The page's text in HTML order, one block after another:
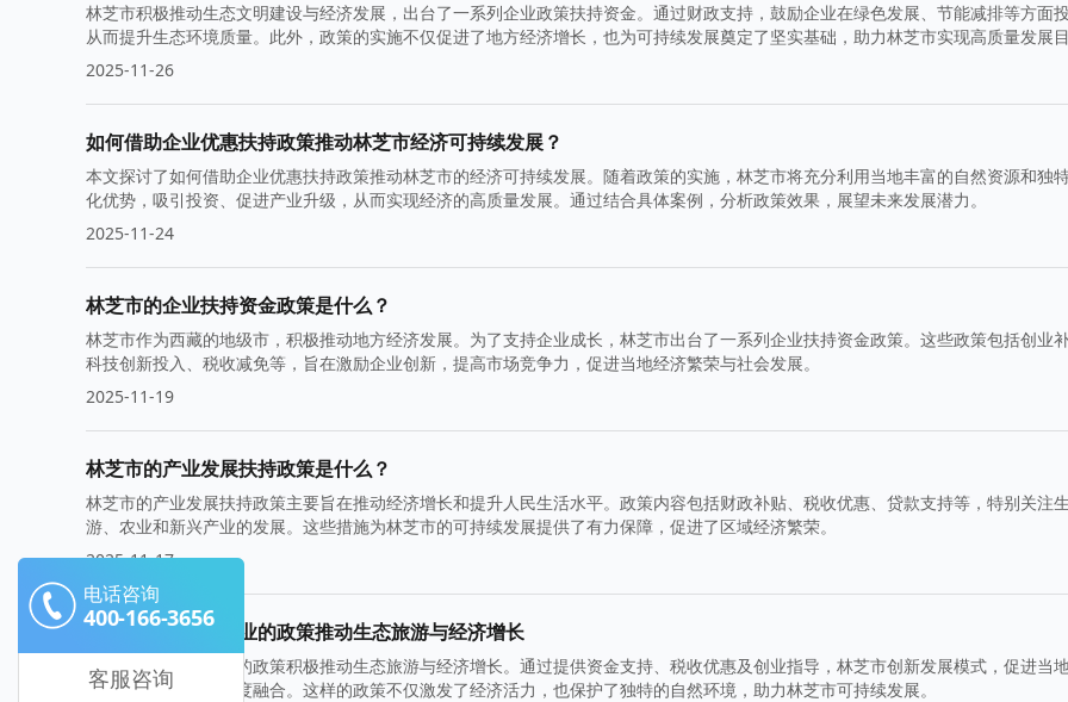
林芝市积极推动生态文明建设与经济发展，出台了一系列企业政策扶持资金。通过财政支持，鼓励企业在绿色发展、节能减排等方面投
从而提升生态环境质量。此外，政策的实施不仅促进了地方经济增长，也为可持续发展奠定了坚实基础，助力林芝市实现高质量发展目
2025-11-26
如何借助企业优惠扶持政策推动林芝市经济可持续发展？
本文探讨了如何借助企业优惠扶持政策推动林芝市的经济可持续发展。随着政策的实施，林芝市将充分利用当地丰富的自然资源和独
化优势，吸引投资、促进产业升级，从而实现经济的高质量发展。通过结合具体案例，分析政策效果，展望未来发展潜力。
2025-11-24
林芝市的企业扶持资金政策是什么？
林芝市作为西藏的地级市，积极推动地方经济发展。为了支持企业成长，林芝市出台了一系列企业扶持资金政策。这些政策包括创业补
科技创新投入、税收减免等，旨在激励企业创新，提高市场竞争力，促进当地经济繁荣与社会发展。
2025-11-19
林芝市的产业发展扶持政策是什么？
林芝市的产业发展扶持政策主要旨在推动经济增长和提升人民生活水平。政策内容包括财政补贴、税收优惠、贷款支持等，特别关注
游、农业和新兴产业的发展。这些措施为林芝市的可持续发展提供了有力保障，促进了区域经济繁荣。
2025-11-17
林芝市扶持小微企业的政策推动生态旅游与经济增长
林芝市扶持小微企业的政策积极推动生态旅游与经济增长。通过提供资金支持、税收优惠及创业指导，林芝市创新发展模式，促进当
企业与生态旅游的深度融合。这样的政策不仅激发了经济活力，也保护了独特的自然环境，助力林芝市可持续发展。
电话咨询
400-166-3656
客服咨询